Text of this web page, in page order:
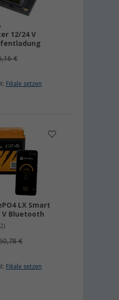
12/24 V
€
Filiale setzen
LX Smart
V Bluetooth
€
Filiale setzen